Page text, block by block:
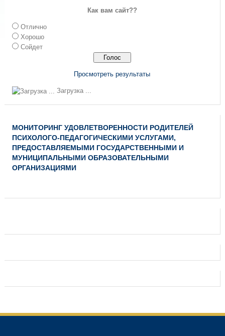
Как вам сайт??
Отлично
Хорошо
Сойдет
Просмотреть результаты
Загрузка ...
МОНИТОРИНГ УДОВЛЕТВОРЕННОСТИ РОДИТЕЛЕЙ
ПСИХОЛОГО-ПЕДАГОГИЧЕСКИМИ УСЛУГАМИ,
ПРЕДОСТАВЛЯЕМЫМИ ГОСУДАРСТВЕННЫМИ И
МУНИЦИПАЛЬНЫМИ ОБРАЗОВАТЕЛЬНЫМИ
ОРГАНИЗАЦИЯМИ